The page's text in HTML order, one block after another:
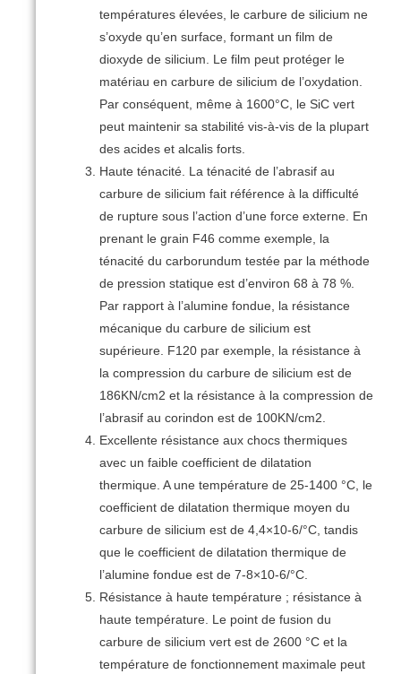
températures élevées, le carbure de silicium ne
s’oxyde qu’en surface, formant un film de
dioxyde de silicium. Le film peut protéger le
matériau en carbure de silicium de l’oxydation.
Par conséquent, même à 1600°C, le SiC vert
peut maintenir sa stabilité vis-à-vis de la plupart
des acides et alcalis forts.
Haute ténacité. La ténacité de l’abrasif au
carbure de silicium fait référence à la difficulté
de rupture sous l’action d’une force externe. En
prenant le grain F46 comme exemple, la
ténacité du carborundum testée par la méthode
de pression statique est d’environ 68 à 78 %.
Par rapport à l’alumine fondue, la résistance
mécanique du carbure de silicium est
supérieure. F120 par exemple, la résistance à
la compression du carbure de silicium est de
186KN/cm2 et la résistance à la compression de
l’abrasif au corindon est de 100KN/cm2.
Excellente résistance aux chocs thermiques
avec un faible coefficient de dilatation
thermique.A une température de 25-1400 °C, le
coefficient de dilatation thermique moyen du
carbure de silicium est de 4,4×10-6/°C, tandis
que le coefficient de dilatation thermique de
l’alumine fondue est de 7-8×10-6/°C.
Résistance à haute température ; résistance à
haute température. Le point de fusion du
carbure de silicium vert est de 2600 °C et la
température de fonctionnement maximale peut